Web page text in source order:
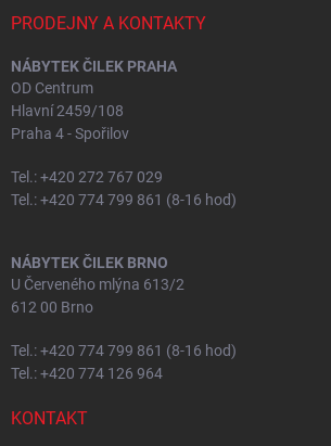
PRODEJNY A KONTAKTY
NÁBYTEK ČILEK PRAHA
OD Centrum
Hlavní 2459/108
Praha 4 - Spořilov
Tel.: +420 272 767 029
Tel.: +420 774 799 861 (8-16 hod)
NÁBYTEK ČILEK BRNO
U Červeného mlýna 613/2
612 00 Brno
Tel.: +420 774 799 861 (8-16 hod)
Tel.: +420 774 126 964
KONTAKT